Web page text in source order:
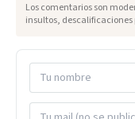
Los comentarios son
insultos, descalificaciones